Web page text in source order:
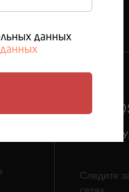
данных
данных
8
Г. ЗИМА,
Следите
сетях